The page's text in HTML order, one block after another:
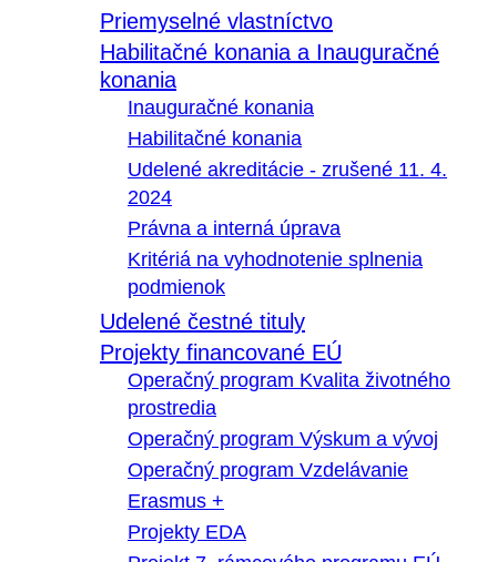
Priemyselné vlastníctvo
Habilitačné konania a Inauguračné
konania
Inauguračné konania
Habilitačné konania
Udelené akreditácie - zrušené 11. 4.
2024
Právna a interná úprava
Kritériá na vyhodnotenie splnenia
podmienok
Udelené čestné tituly
Projekty financované EÚ
Operačný program Kvalita životného
prostredia
Operačný program Výskum a vývoj
Operačný program Vzdelávanie
Erasmus +
Projekty EDA